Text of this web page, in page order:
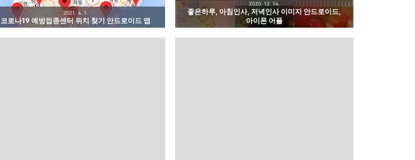
코로나19 예방접종센터 위치 찾기 안드로이드 앱
2021. 4. 1.
좋은하루, 아침인사, 저녁인사 이미지 안드로이드,
아이폰 어플
2020. 12. 14.